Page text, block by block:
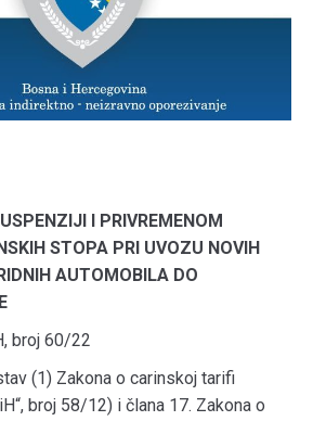
I PRIVREMENOM
STOPA PRI UVOZU NOVIH
AUTOMOBILA DO
broj 60/22
(1) Zakona o carinskoj tarifi
broj 58/12) i člana 17. Zakona o